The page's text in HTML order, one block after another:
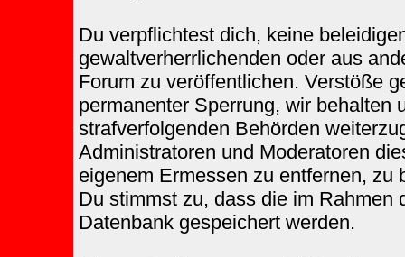
Du verpflichtest dich, keine
gewaltverherrlichenden oder aus
Forum zu veröffentlichen. Verstöße
permanenter Sperrung, wir behalten
strafverfolgenden Behörden
Administratoren und Moderatoren
eigenem Ermessen zu entfernen, zu
Du stimmst zu, dass die im Rahmen
Datenbank gespeichert werden.